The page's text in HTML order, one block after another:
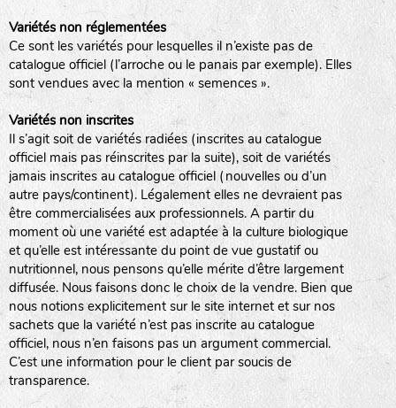
Variétés non réglementées
Ce sont les variétés pour lesquelles il n’existe pas de
catalogue officiel (l’arroche ou le panais par exemple). Elles
sont vendues avec la mention « semences ».
Variétés non inscrites
Il s’agit soit de variétés radiées (inscrites au catalogue
officiel mais pas réinscrites par la suite), soit de variétés
jamais inscrites au catalogue officiel (nouvelles ou d’un
autre pays/continent). Légalement elles ne devraient pas
être commercialisées aux professionnels. A partir du
moment où une variété est adaptée à la culture biologique
et qu’elle est intéressante du point de vue gustatif ou
nutritionnel, nous pensons qu’elle mérite d’être largement
diffusée. Nous faisons donc le choix de la vendre. Bien que
nous notions explicitement sur le site internet et sur nos
sachets que la variété n’est pas inscrite au catalogue
officiel, nous n’en faisons pas un argument commercial.
C’est une information pour le client par soucis de
transparence.